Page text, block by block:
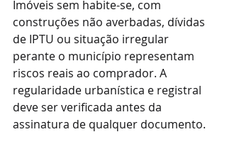
Imóveis sem habite-se, com
construções não averbadas, dívidas
de IPTU ou situação irregular
perante o município representam
riscos reais ao comprador. A
regularidade urbanística e registral
deve ser verificada antes da
assinatura de qualquer documento.